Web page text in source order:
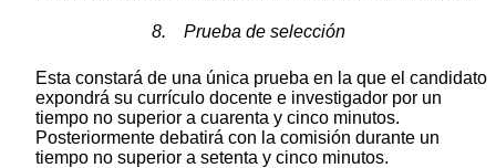
8. Prueba de selección
Esta constará de una única prueba en la que el candidato
expondrá su currículo docente e investigador por un
tiempo no superior a cuarenta y cinco minutos.
Posteriormente debatirá con la comisión durante un
tiempo no superior a setenta y cinco minutos.